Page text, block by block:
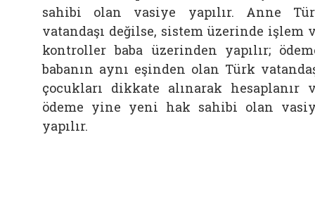
sahibi olan vasiye yapılır. Anne
vatandaşı değilse, sistem üzerinde işlem
kontroller baba üzerinden yapılır;
babanın aynı eşinden olan Türk
çocukları dikkate alınarak hesaplanır
ödeme yine yeni hak sahibi olan
yapılır.